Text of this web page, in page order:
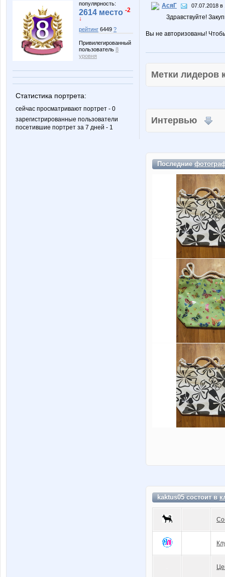
популярность:
2614 место -2
↓
рейтинг 6449 ?
Привилегированный
пользователь 8
уровня
Статистика портрета:
сейчас просматривают портрет - 0
зарегистрированные пользователи
посетившие портрет за 7 дней - 1
АсяГ 07.07.2018 в
Здравствуйте!
Вы не авторизованы!
Метки
Интервью
Последние
kaktus05 состоит в